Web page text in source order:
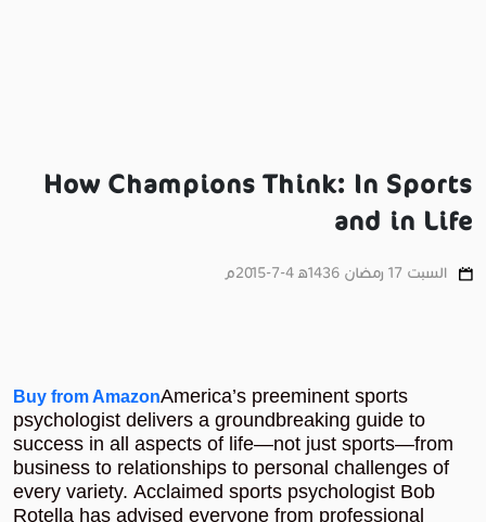
How Champions Think: In Sports
and in Life
السبت 17 رمضان 1436ﻫ 4-7-2015م
Buy from AmazonAmerica’s preeminent sports
psychologist delivers a groundbreaking guide to
success in all aspects of life—not just sports—from
business to relationships to personal challenges of
every variety. Acclaimed sports psychologist Bob
Rotella has advised everyone from professional